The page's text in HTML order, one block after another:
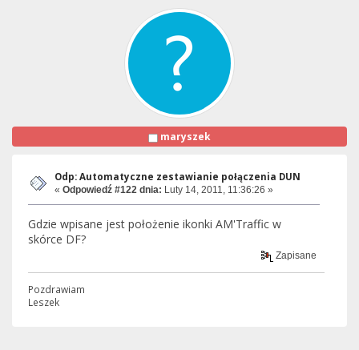
maryszek
Odp: Automatyczne zestawianie połączenia DUN
« Odpowiedź #122 dnia: Luty 14, 2011, 11:36:26 »
Gdzie wpisane jest położenie ikonki AM'Traffic w
skórce DF?
Zapisane
Pozdrawiam
Leszek